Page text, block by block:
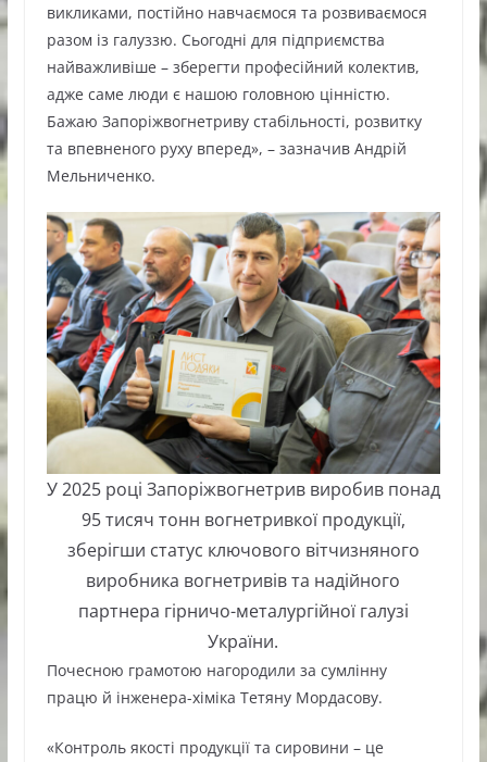
викликами, постійно навчаємося та розвиваємося
разом із галуззю. Сьогодні для підприємства
найважливіше – зберегти професійний колектив,
адже саме люди є нашою головною цінністю.
Бажаю Запоріжвогнетриву стабільності, розвитку
та впевненого руху вперед», – зазначив Андрій
Мельниченко.
У 2025 році Запоріжвогнетрив виробив понад
95 тисяч тонн вогнетривкої продукції,
зберігши статус ключового вітчизняного
виробника вогнетривів та надійного
партнера гірничо-металургійної галузі
України.
Почесною грамотою нагородили за сумлінну
працю й інженера-хіміка Тетяну Мордасову.
«Контроль якості продукції та сировини – це